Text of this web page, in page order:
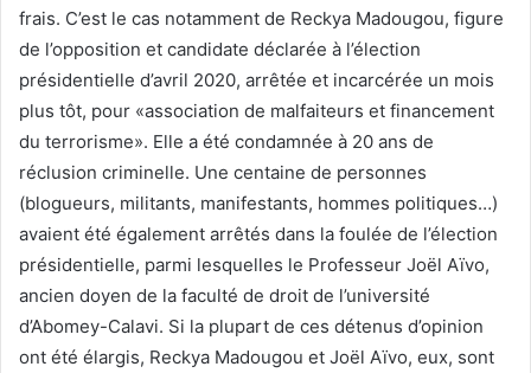
frais. C’est le cas notamment de Reckya Madougou, figure
de l’opposition et candidate déclarée à l’élection
présidentielle d’avril 2020, arrêtée et incarcérée un mois
plus tôt, pour «association de malfaiteurs et financement
du terrorisme». Elle a été condamnée à 20 ans de
réclusion criminelle. Une centaine de personnes
(blogueurs, militants, manifestants, hommes politiques…)
avaient été également arrêtés dans la foulée de l’élection
présidentielle, parmi lesquelles le Professeur Joël Aïvo,
ancien doyen de la faculté de droit de l’université
d’Abomey-Calavi. Si la plupart de ces détenus d’opinion
ont été élargis, Reckya Madougou et Joël Aïvo, eux, sont